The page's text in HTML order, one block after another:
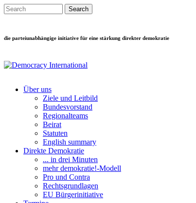
Direkt zum Inhalt
Search this site
die parteiunabhängige initiative für eine stärkung direkter demokratie
Main menu
Über uns
Ziele und Leitbild
Bundesvorstand
Regionalteams
Beirat
Statuten
English summary
Direkte Demokratie
... in drei Minuten
mehr demokratie!-Modell
Pro und Contra
Rechtsgrundlagen
EU Bürgerinitiative